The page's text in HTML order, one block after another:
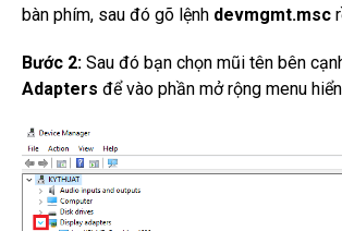
bàn phím, sau đó gõ lệnh devmgmt.msc
Bước 2: Sau đó bạn chọn mũi tên bên
Adapters để vào phần mở rộng menu